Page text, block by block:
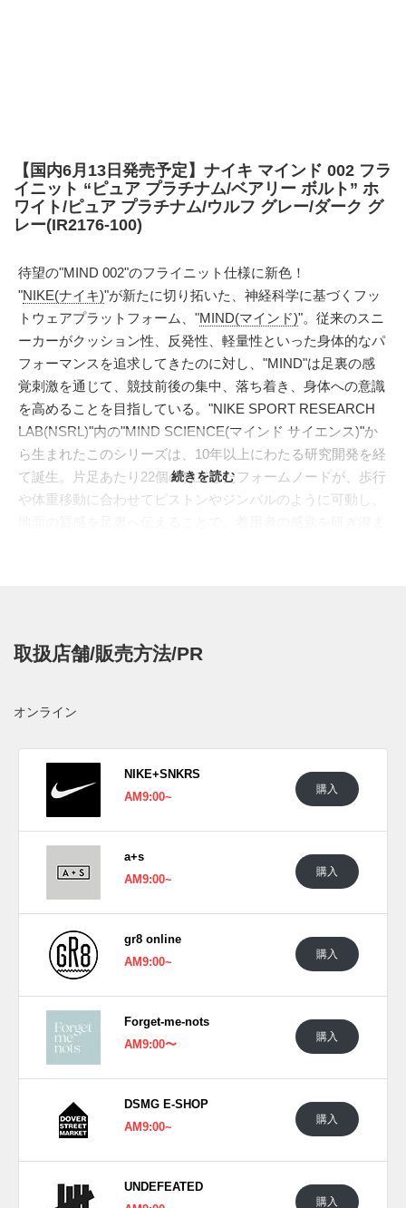
【国内6月13日発売予定】ナイキ マインド 002 フラ
イニット “ピュア プラチナム/ベアリー ボルト” ホ
ワイト/ピュア プラチナム/ウルフ グレー/ダーク グ
レー(IR2176-100)
待望の"MIND 002"のフライニット仕様に新色！
"NIKE(ナイキ)"が新たに切り拓いた、神経科学に基づくフッ
トウェアプラットフォーム、"MIND(マインド)"。従来のスニ
ーカーがクッション性、反発性、軽量性といった身体的なパ
フォーマンスを追求してきたのに対し、"MIND"は足裏の感
覚刺激を通じて、競技前後の集中、落ち着き、身体への意識
を高めることを目指している。"NIKE SPORT RESEARCH
LAB(NSRL)"内の"MIND SCIENCE(マインド サイエンス)"か
ら生まれたこのシリーズは、10年以上にわたる研究開発を経
て誕生。片足あたり22個の独立したフォームノードが、歩行
や体重移動に合わせてピストンやジンバルのように可動し、
なプラットフォームは、すでに"FRAGMENT DESIGN(フラ
最新作は、ホワイト、ウルフグレー、ダークグレーを重ねた
クリーンなカラーウェイ。アッパーには柔らかく伸縮性のあ
る"FLYKNIT(フライニット)"を用い、毛羽立ちのあるような
立体的な質感、露出したステッチ、機能的なシューレース構
せている。淡い"BARELY VOLT(ベアリー ボルト)"は、アッ
パーの編み目やアウトソールのフォームノードに差し込ま
をプラス。彫刻的なミッドソール、足裏に並ぶ丸みを帯びた
ノード、フットウェアの内部構造をあえて見せるようなデザ
インが、"MIND"というコンセプトを視覚的にも物語る。
海外では2026年夏にナイキ取扱店にて発売予定。価格は未
UPDATE
格は20,900円 (税込)。また新たな情報が入り次第、スニーカ
ーウォーズの
Facebook などで報告したい。
続きを読む
取扱店舗/販売方法/PR
オンライン
NIKE+SNKRS
AM9:00~
購入
a+s
AM9:00~
購入
gr8 online
AM9:00~
購入
Forget-me-nots
AM9:00〜
購入
DSMG E-SHOP
AM9:00~
購入
UNDEFEATED
購入